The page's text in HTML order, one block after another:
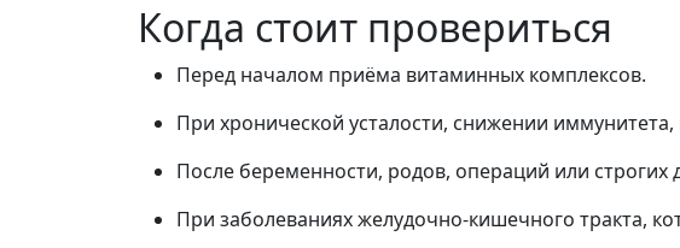
Когда стоит провериться
Перед началом приёма витаминных комплексов.
При хронической усталости, снижении
После беременности, родов, операций или строгих
При заболеваниях желудочно-кишечного тракта,